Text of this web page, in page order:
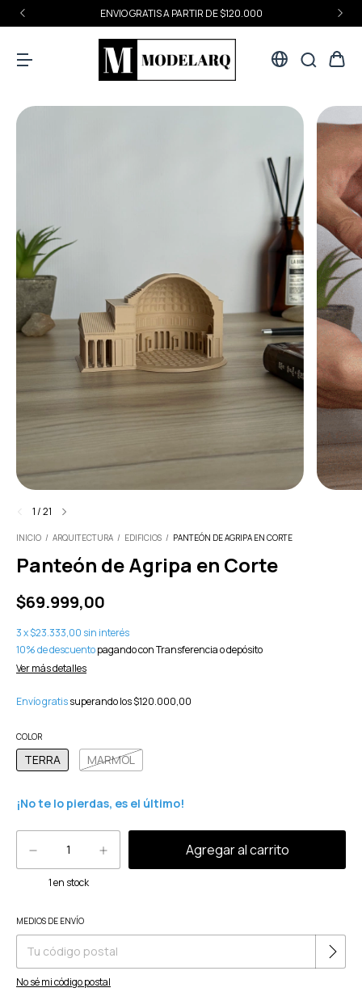
ENVIO GRATIS A PARTIR DE $120.000
1/21
INICIO / ARQUITECTURA / EDIFICIOS / PANTEÓN DE AGRIPA EN CORTE
Panteón de Agripa en Corte
$69.999,00
3x$23.333,00 sin interés
10% de descuentopagando con Transferencia o depósito
Ver más detalles
Envío gratissuperando los$120.000,00
COLOR
TERRA MARMOL
¡No te lo pierdas, es el último!
1en stock
Entregas para el CP:
MEDIOS DE ENVÍO
No sé mi código postal